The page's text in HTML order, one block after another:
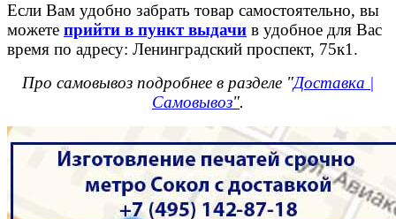
Если Вам удобно забрать товар самостоятельно, вы
можете прийти в пункт выдачи в удобное для Вас
время по адресу: Ленинградский проспект, 75к1.
Про самовывоз подробнее в разделе "Доставка |
Самовывоз".